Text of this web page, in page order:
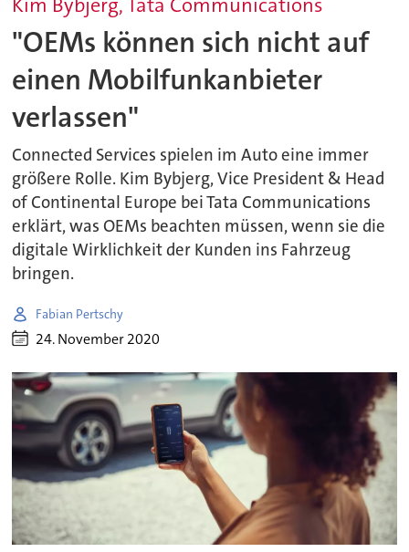
"OEMs können sich nicht auf
einen Mobilfunkanbieter
verlassen"
Connected Services spielen im Auto eine immer
größere Rolle. Kim Bybjerg, Vice President & Head
of Continental Europe bei Tata Communications
erklärt, was OEMs beachten müssen, wenn sie die
digitale Wirklichkeit der Kunden ins Fahrzeug
bringen.
Fabian Pertschy
24. November 2020